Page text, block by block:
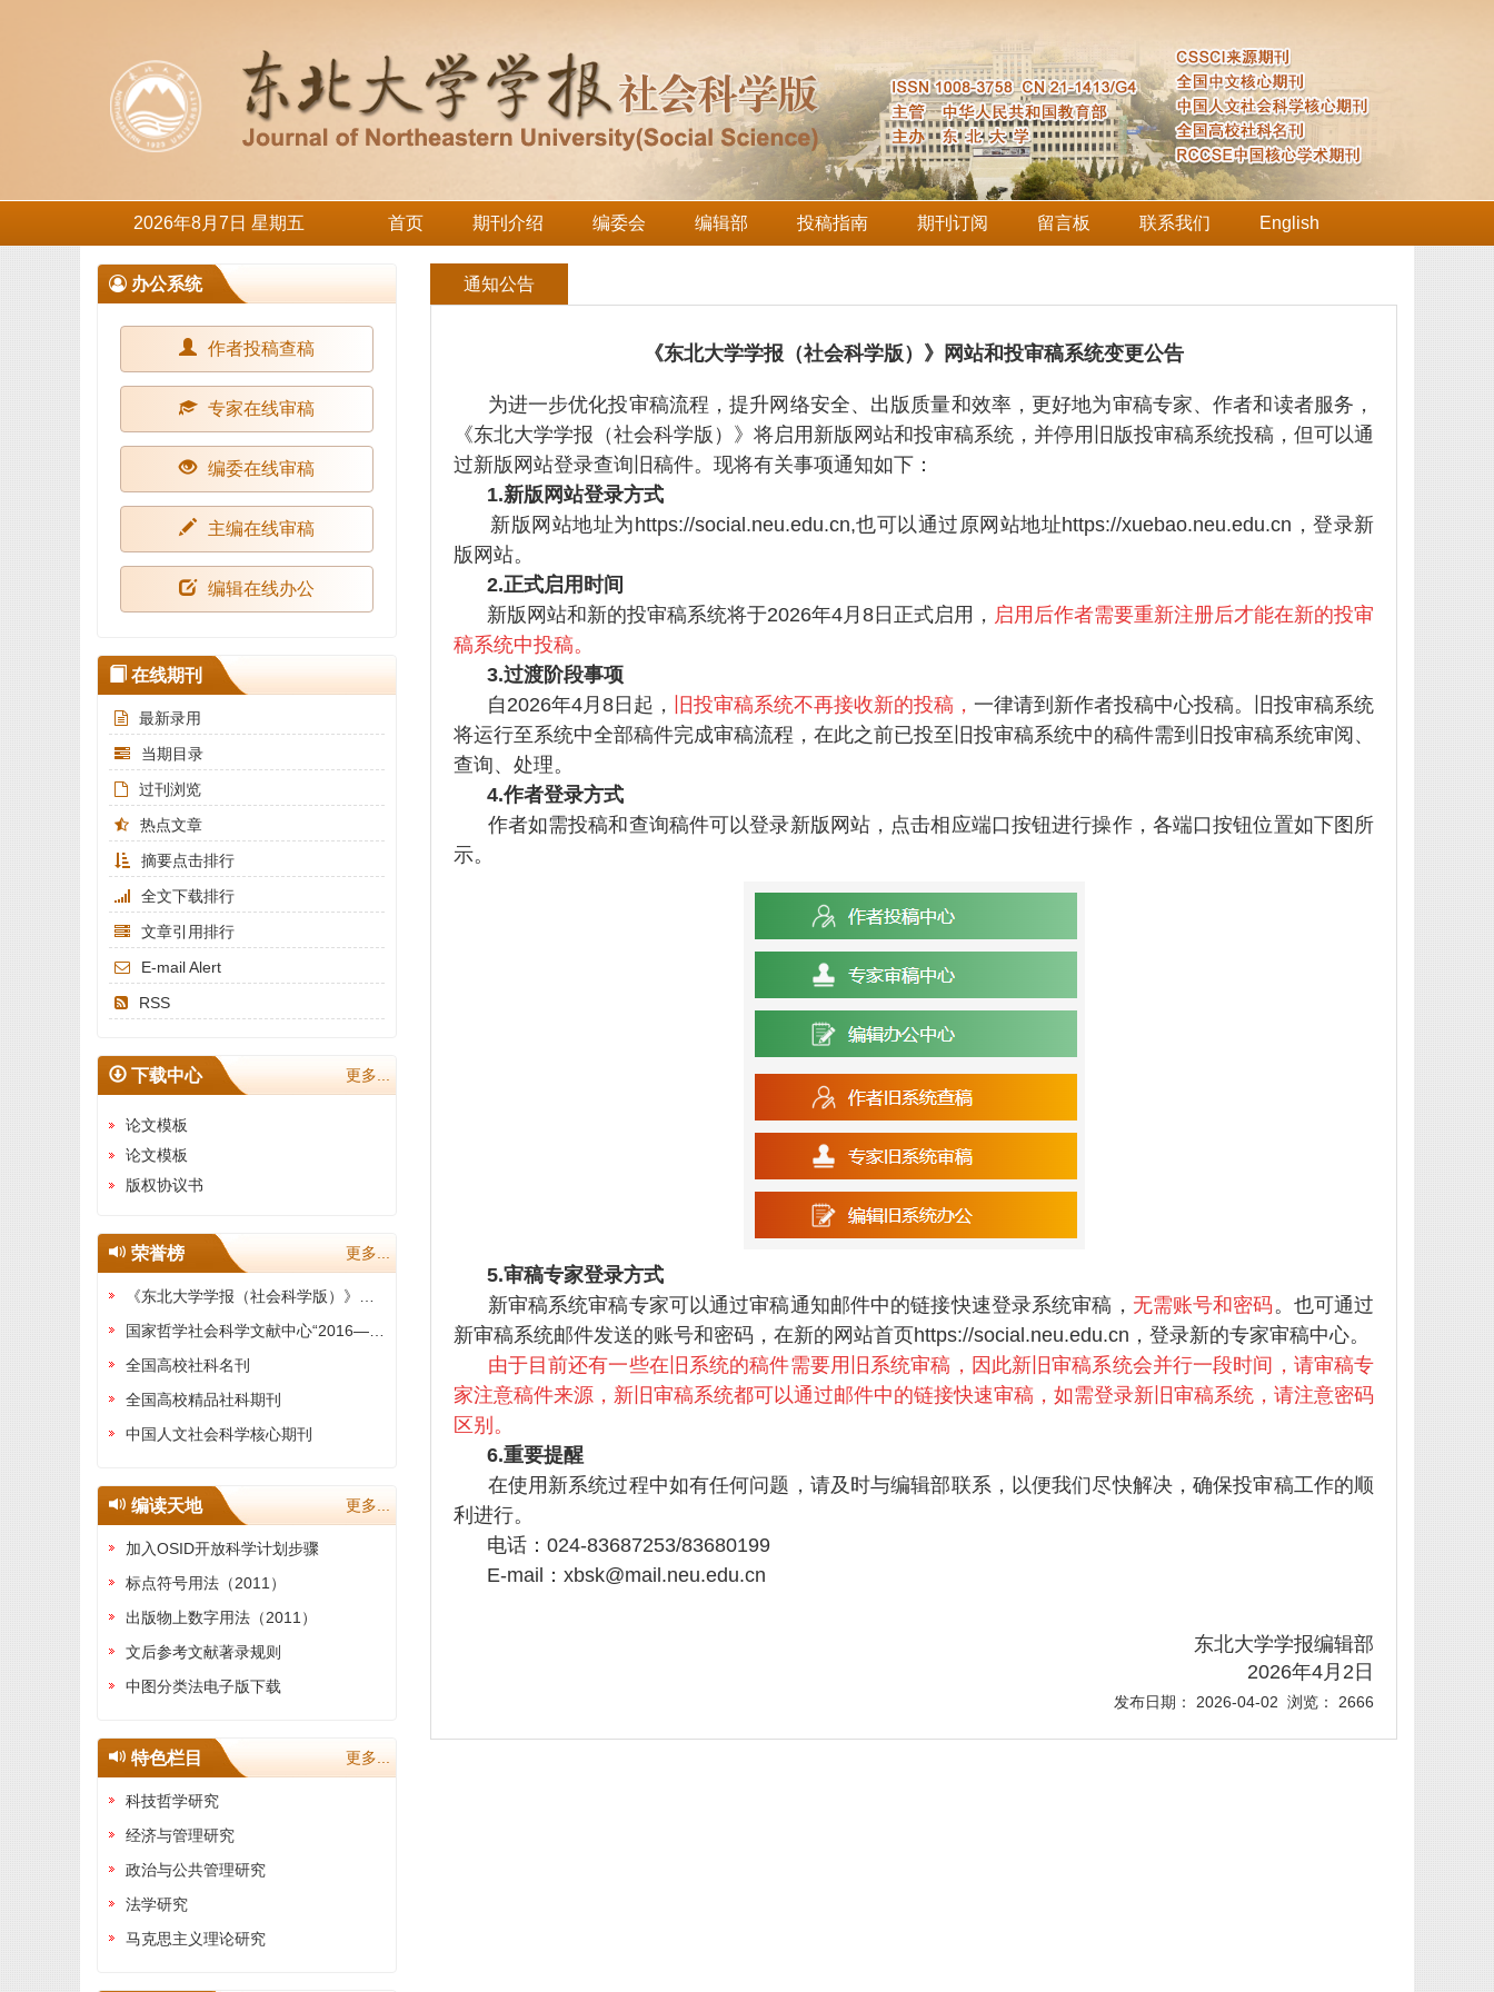
2026年8月7日 星期五 首页 期刊介绍 编委会 编辑部 投稿指南 期刊订阅 留言板 联系我们 English
通知公告
《东北大学学报（社会科学版）》网站和投审稿系统变更公告
为进一步优化投审稿流程，提升网络安全、出版质量和效率，更好地为审稿专家、作者和读者服务，
《东北大学学报（社会科学版）》将启用新版网站和投审稿系统，并停用旧版投审稿系统投稿，但可以通
过新版网站登录查询旧稿件。现将有关事项通知如下：
1.新版网站登录方式
新版网站地址为https://social.neu.edu.cn,也可以通过原网站地址https://xuebao.neu.edu.cn，登录新
版网站。
2.正式启用时间
新版网站和新的投审稿系统将于2026年4月8日正式启用， 启用后作者需要重新注册后才能在新的投审
稿系统中投稿。
3.过渡阶段事项
自2026年4月8日起，
旧投审稿系统不再接收新的投稿， 一律请到新作者投稿中心投稿。旧投审稿系统
将运行至系统中全部稿件完成审稿流程，在此之前已投至旧投审稿系统中的稿件需到旧投审稿系统审阅、
查询、处理。
4.作者登录方式
作者如需投稿和查询稿件可以登录新版网站，点击相应端口按钮进行操作，各端口按钮位置如下图所
示。
5.审稿专家登录方式
新审稿系统审稿专家可以通过审稿通知邮件中的链接快速登录系统审稿， 无需账号和密码。也可通过
新审稿系统邮件发送的账号和密码，在新的网站首页https://social.neu.edu.cn，登录新的专家审稿中心。
由于目前还有一些在旧系统的稿件需要用旧系统审稿，因此新旧审稿系统会并行一段时间，请审稿专
家注意稿件来源，新旧审稿系统都可以通过邮件中的链接快速审稿，如需登录新旧审稿系统，请注意密码
区别。
6.重要提醒
在使用新系统过程中如有任何问题，请及时与编辑部联系，以便我们尽快解决，确保投审稿工作的顺
利进行。
电话：024-83687253/83680199
E-mail：xbsk@mail.neu.edu.cn
东北大学学报编辑部
2026年4月2日
发布日期： 2026-04-02 浏览： 2666
办公系统
作者投稿查稿
专家在线审稿
编委在线审稿
主编在线审稿
编辑在线办公
在线期刊
最新录用
当期目录
过刊浏览
热点文章
摘要点击排行
全文下载排行
文章引用排行
E-mail Alert
RSS
下载中心 更多...
论文模板
论文模板
版权协议书
荣誉榜 更多...
全国高校社科名刊
全国高校精品社科期刊
中国人文社会科学核心期刊
编读天地 更多...
加入OSID开放科学计划步骤
标点符号用法（2011）
出版物上数字用法（2011）
文后参考文献著录规则
中图分类法电子版下载
特色栏目 更多...
科技哲学研究
经济与管理研究
政治与公共管理研究
法学研究
马克思主义理论研究